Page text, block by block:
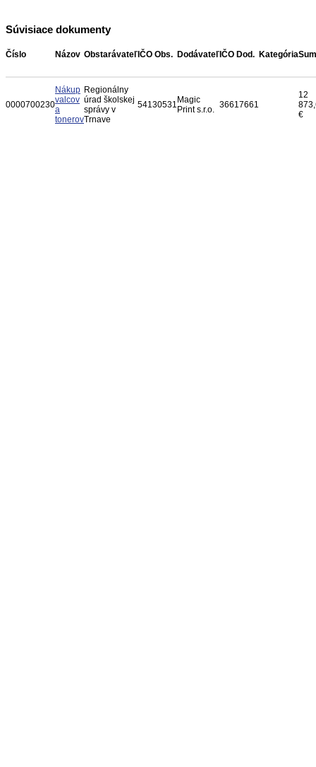
Súvisiace dokumenty
Číslo Názov Obstarávateľ IČO Obs. Dodávateľ IČO Dod. Kategória
0000700230
Nákup
valcov
a
tonerov
Regionálny
úrad školskej
správy v
Trnave
54130531 Magic
Print s.r.o. 36617661
12
€